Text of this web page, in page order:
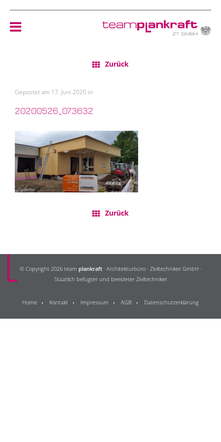
TEAM
REFERENZEN
ÖKOLOGIE
Zurück
Gepostet am 17. Juni 2020 in
20200526_073632
Zurück
© Copyright 2026 team plankraft· Architekturbüro · Ziviltechniker GmbH ·
Staatlich befugter und beeideter Ziviltechniker
Home Kontakt Impressum AGB Datenschutzerklärung